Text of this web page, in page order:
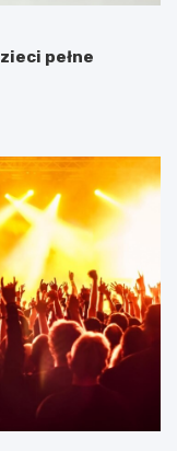
pełne